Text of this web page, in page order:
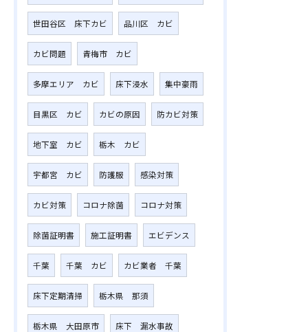
世田谷区 床下カビ 品川区 カビ
カビ問題 青梅市 カビ
多摩エリア カビ 床下浸水 集中豪雨
目黒区 カビ カビの原因 防カビ対策
地下室 カビ 栃木 カビ
宇都宮 カビ 防護服 感染対策
カビ対策 コロナ除菌 コロナ対策
除菌証明書 施工証明書 エビデンス
千葉 千葉 カビ カビ業者 千葉
床下定期清掃 栃木県 那須
栃木県 大田原市 床下 漏水事故